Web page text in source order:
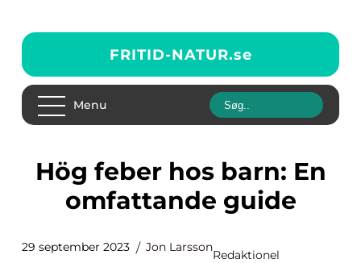
FRITID-NATUR.se
Menu
Hög feber hos barn: En
omfattande guide
29 september 2023 Jon Larsson
Redaktionel